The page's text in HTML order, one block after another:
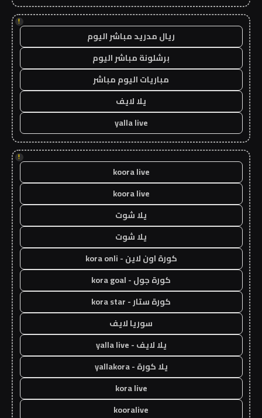
!
ريال مدريد مباشر اليوم
برشلونة مباشر اليوم
مباريات اليوم مباشر
يلا لايف
yalla live
!
koora live
koora live
يلا شوت
يلا شوت
كورة اون لاين - kora onli
كورة جول - kora goal
كورة ستار - kora star
سوريا لايف
يلا لايف - yalla live
يلا كورة - yallakora
kora live
kooralive